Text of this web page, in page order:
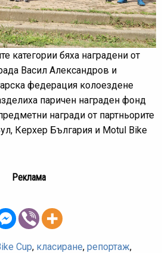
категории бяха наградени от
Васил Александров и
федерация колоездене
паричен награден фонд
награди от партньорите
Керхер България и Motul Bike
Реклама
Cup, класиране, репортаж,